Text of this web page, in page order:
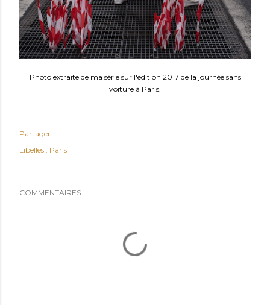
Photo extraite de ma série sur l'édition 2017 de la journée sans
voiture à Paris.
Partager
Libellés : Paris
COMMENTAIRES